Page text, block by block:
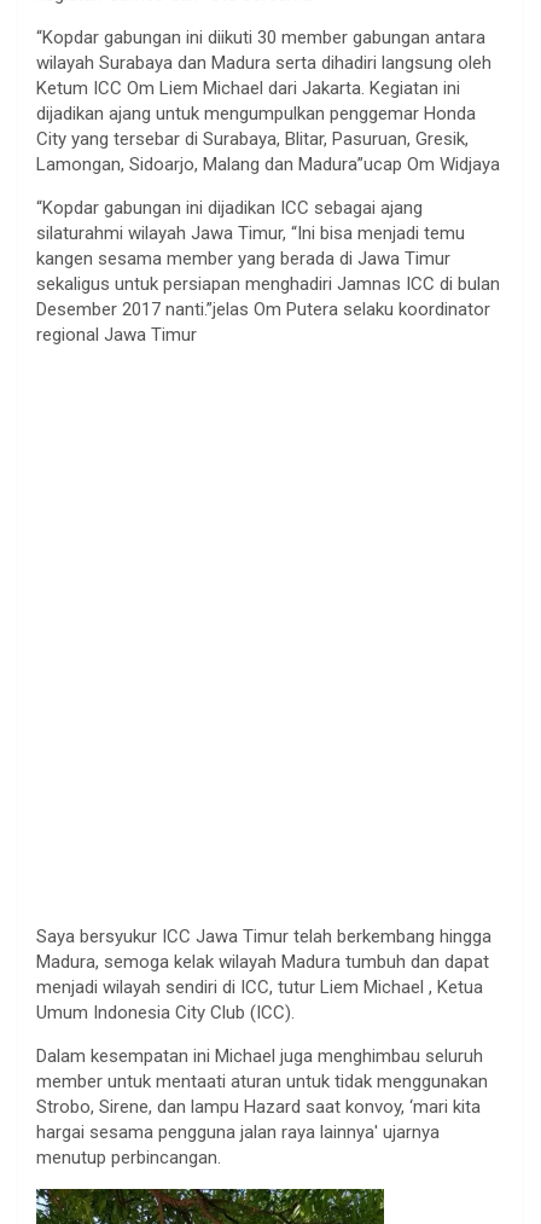
“Kopdar gabungan ini diikuti 30 member gabungan antara
wilayah Surabaya dan Madura serta dihadiri langsung oleh
Ketum ICC Om Liem Michael dari Jakarta. Kegiatan ini
dijadikan ajang untuk mengumpulkan penggemar Honda
City yang tersebar di Surabaya, Blitar, Pasuruan, Gresik,
Lamongan, Sidoarjo, Malang dan Madura”ucap Om Widjaya
“Kopdar gabungan ini dijadikan ICC sebagai ajang
silaturahmi wilayah Jawa Timur, “Ini bisa menjadi temu
kangen sesama member yang berada di Jawa Timur
sekaligus untuk persiapan menghadiri Jamnas ICC di bulan
Desember 2017 nanti.”jelas Om Putera selaku koordinator
regional Jawa Timur
Saya bersyukur ICC Jawa Timur telah berkembang hingga
Madura, semoga kelak wilayah Madura tumbuh dan dapat
menjadi wilayah sendiri di ICC, tutur Liem Michael , Ketua
Umum Indonesia City Club (ICC).
Dalam kesempatan ini Michael juga menghimbau seluruh
member untuk mentaati aturan untuk tidak menggunakan
Strobo, Sirene, dan lampu Hazard saat konvoy, ‘mari kita
hargai sesama pengguna jalan raya lainnya' ujarnya
menutup perbincangan.